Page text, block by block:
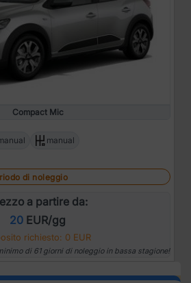
Compact Mic
manual
di noleggio
a partire da:
20 EUR/gg
richiesto: 0 EUR
di 61 giorni di noleggio in bassa stagione!